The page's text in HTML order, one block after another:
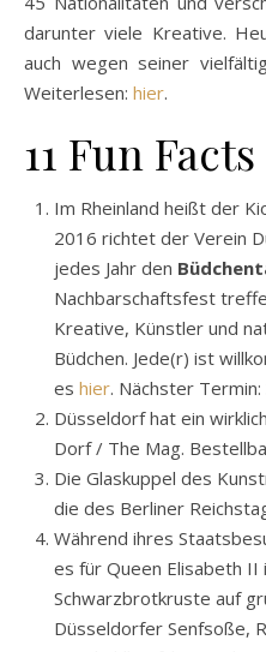
Hausnummern).
In der Kiefernstraße leben
45 Nationalitäten und
auch wegen seiner
11 Fun Facts
Im Rheinland heißt der
2016 richtet der Verein
jedes Jahr den
Nachbarschaftsfest
Kreative, Künstler und
Büdchen. Jede(r) ist
eshier. Nächster
Düsseldorf hat ein
Dorf / The Mag.
Die Glaskuppel des
die des Berliner
Während ihres